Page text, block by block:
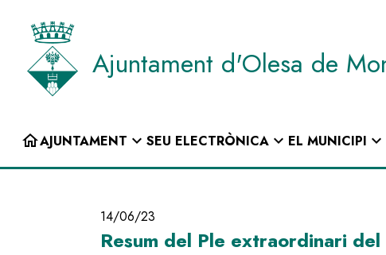
contingut
Ajuntament d'Olesa de
Navegació
INICI
homeAJUNTAMENT expand_more SEU ELECTRÒNICAexpand_more EL MUNICIPI expand_more
14/06/23
Resum del Ple extraordinari